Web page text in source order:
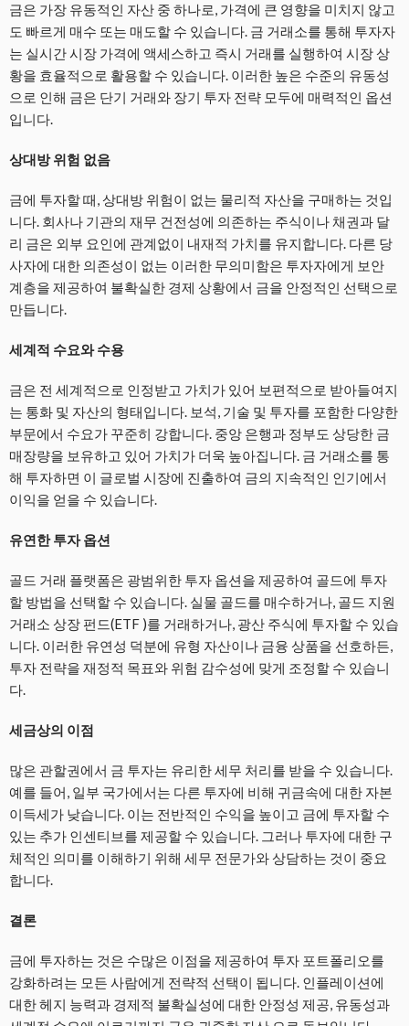
금은 가장 유동적인 자산 중 하나로, 가격에 큰 영향을 미치지 않고
도 빠르게 매수 또는 매도할 수 있습니다. 금 거래소를 통해 투자자
는 실시간 시장 가격에 액세스하고 즉시 거래를 실행하여 시장 상
황을 효율적으로 활용할 수 있습니다. 이러한 높은 수준의 유동성
으로 인해 금은 단기 거래와 장기 투자 전략 모두에 매력적인 옵션
입니다.
상대방 위험 없음
금에 투자할 때, 상대방 위험이 없는 물리적 자산을 구매하는 것입
니다. 회사나 기관의 재무 건전성에 의존하는 주식이나 채권과 달
리 금은 외부 요인에 관계없이 내재적 가치를 유지합니다. 다른 당
사자에 대한 의존성이 없는 이러한 무의미함은 투자자에게 보안
계층을 제공하여 불확실한 경제 상황에서 금을 안정적인 선택으로
만듭니다.
세계적 수요와 수용
금은 전 세계적으로 인정받고 가치가 있어 보편적으로 받아들여지
는 통화 및 자산의 형태입니다. 보석, 기술 및 투자를 포함한 다양한
부문에서 수요가 꾸준히 강합니다. 중앙 은행과 정부도 상당한 금
매장량을 보유하고 있어 가치가 더욱 높아집니다. 금 거래소를 통
해 투자하면 이 글로벌 시장에 진출하여 금의 지속적인 인기에서
이익을 얻을 수 있습니다.
유연한 투자 옵션
골드 거래 플랫폼은 광범위한 투자 옵션을 제공하여 골드에 투자
할 방법을 선택할 수 있습니다. 실물 골드를 매수하거나, 골드 지원
거래소 상장 펀드(ETF )를 거래하거나, 광산 주식에 투자할 수 있습
니다. 이러한 유연성 덕분에 유형 자산이나 금융 상품을 선호하든,
투자 전략을 재정적 목표와 위험 감수성에 맞게 조정할 수 있습니
다.
세금상의 이점
많은 관할권에서 금 투자는 유리한 세무 처리를 받을 수 있습니다.
예를 들어, 일부 국가에서는 다른 투자에 비해 귀금속에 대한 자본
이득세가 낮습니다. 이는 전반적인 수익을 높이고 금에 투자할 수
있는 추가 인센티브를 제공할 수 있습니다. 그러나 투자에 대한 구
체적인 의미를 이해하기 위해 세무 전문가와 상담하는 것이 중요
합니다.
결론
금에 투자하는 것은 수많은 이점을 제공하여 투자 포트폴리오를
강화하려는 모든 사람에게 전략적 선택이 됩니다. 인플레이션에
대한 헤지 능력과 경제적 불확실성에 대한 안정성 제공, 유동성과